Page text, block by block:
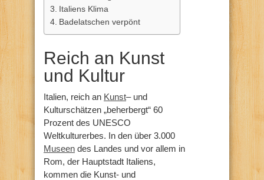
Italiens Klima
Badelatschen verpönt
Reich an Kunst
und Kultur
Italien, reich an Kunst– und
Kulturschätzen „beherbergt“ 60
Prozent des UNESCO
Weltkulturerbes. In den über 3.000
Museen des Landes und vor allem in
Rom, der Hauptstadt Italiens,
kommen die Kunst- und